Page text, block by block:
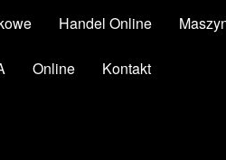
Handel Online
Online Kontakt